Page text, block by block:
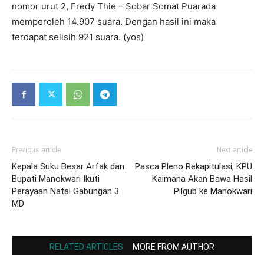
nomor urut 2, Fredy Thie – Sobar Somat Puarada
memperoleh 14.907 suara. Dengan hasil ini maka
terdapat selisih 921 suara. (yos)
Previous article
Kepala Suku Besar Arfak dan
Bupati Manokwari Ikuti
Perayaan Natal Gabungan 3
MD
Next article
Pasca Pleno Rekapitulasi, KPU
Kaimana Akan Bawa Hasil
Pilgub ke Manokwari
RELATED ARTICLES MORE FROM AUTHOR